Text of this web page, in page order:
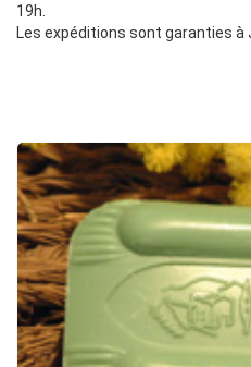
19h.
Les expéditions sont garanties à